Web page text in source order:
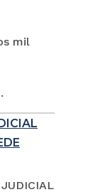
mil